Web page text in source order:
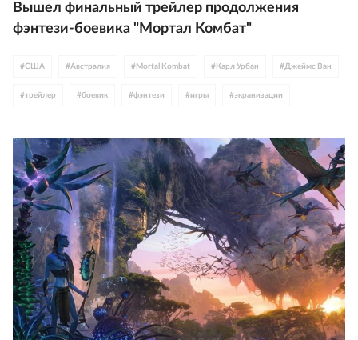
Вышел финальный трейлер продолжения
фэнтези-боевика "Мортал Комбат"
#США #Австралия # Mortal Kombat # Карл Урбан #Джеймс Ван
#трейлер #боевик #фэнтези #игры #экранизации